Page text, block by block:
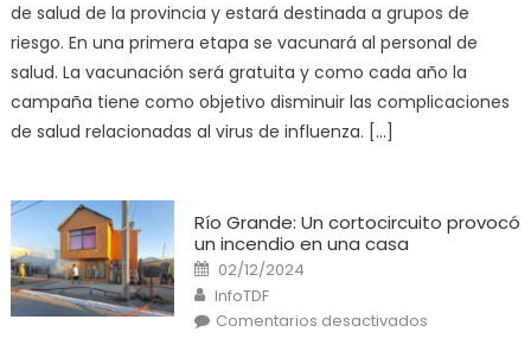
Salud
en
marcha
la
campaña
de
vacunación
antigripal
de salud de la provincia y estará destinada a grupos de
riesgo. En una primera etapa se vacunará al personal de
salud. La vacunación será gratuita y como cada año la
campaña tiene como objetivo disminuir las complicaciones
de salud relacionadas al virus de influenza. […]
Río Grande: Un cortocircuito provocó
un incendio en una casa
Posted
on
02/12/2024
Author
InfoTDF
Comentarios desactivadosen
Río